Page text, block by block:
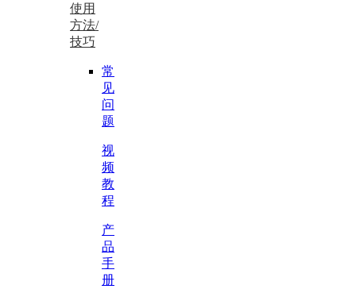
使用
方法/
技巧
常
见
问
题
视
频
教
程
产
品
手
册